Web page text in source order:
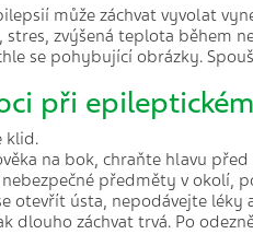
může záchvat vyvolat
zvýšená teplota během
se pohybující obrázky.
při
klid.
na bok, chraňte hlavu před
předměty v okolí,
otevřít ústa, nepodávejte léky
dlouho záchvat trvá. Po